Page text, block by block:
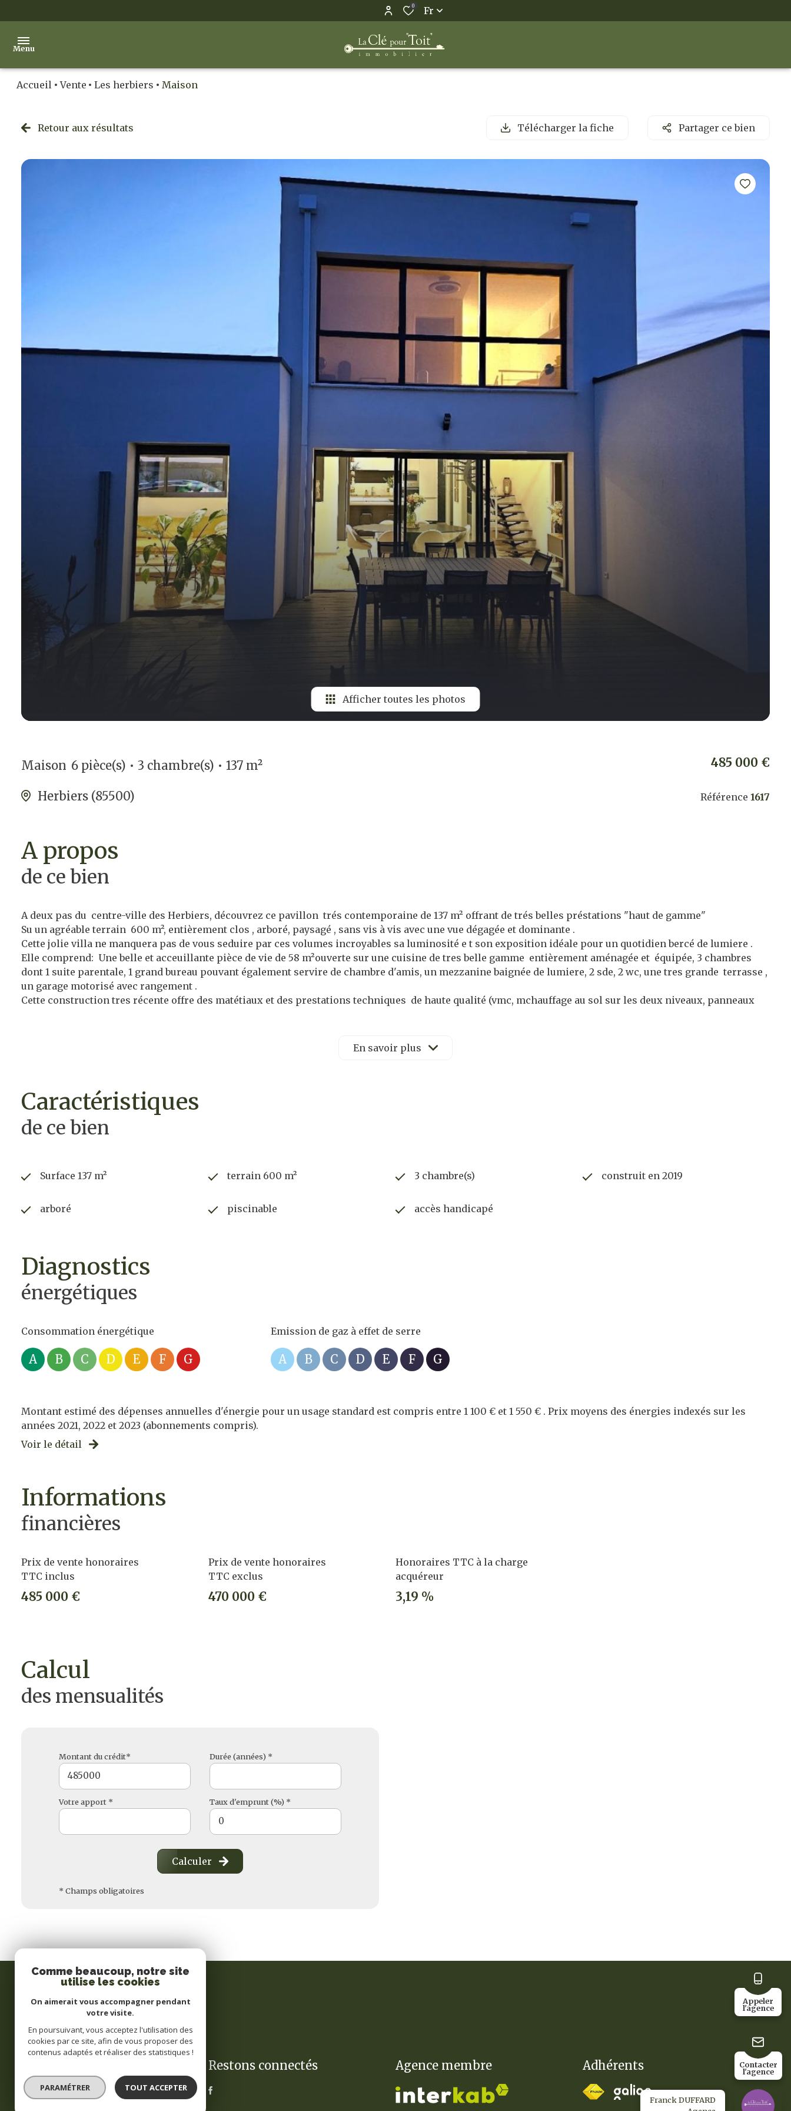
0 Fr
Menu
ventes
Accueil Vente Les herbiers Maison
Franck DUFFARD
Appeler
l'agence
Contacter
l'agence
Retour aux résultats Télécharger la fiche Partager ce bien
Afficher toutes les photos
Maison 6 pièce(s) 3 chambre(s) 137 m²
Herbiers (85500)
485 000 €
Référence 1617
a propos
de ce bien
A deux pas du centre-ville des Herbiers, découvrez ce pavillon trés contemporaine de 137 m² offrant de trés belles préstations "haut de gamme"
Su un agréable terrain 600 m², entièrement clos , arboré, paysagé , sans vis à vis avec une vue dégagée et dominante .
Cette jolie villa ne manquera pas de vous seduire par ces volumes incroyables sa luminosité e t son exposition idéale pour un quotidien bercé de lumiere .
Elle comprend: Une belle et acceuillante pièce de vie de 58 m²ouverte sur une cuisine de tres belle gamme entièrement aménagée et équipée, 3 chambres
dont 1 suite parentale, 1 grand bureau pouvant également servire de chambre d'amis, un mezzanine baignée de lumiere, 2 sde, 2 wc, une tres grande terrasse ,
un garage motorisé avec rangement .
Cette construction tres récente offre des matétiaux et des prestations techniques de haute qualité (vmc, mchauffage au sol sur les deux niveaux, panneaux
En savoir plus
caractéristiques
de ce bien
Surface 137 m² terrain 600 m² 3 chambre(s) construit en 2019
arboré piscinable accès handicapé
diagnostics
énergétiques
Consommation énergétique
A B C D E F G
Emission de gaz à effet de serre
A B C D E F G
Montant estimé des dépenses annuelles d'énergie pour un usage standard est compris entre 1 100 € et 1 550 € . Prix moyens des énergies indexés sur les
années 2021, 2022 et 2023 (abonnements compris).
Voir le détail
informations
financières
Prix de vente honoraires
TTC inclus
485 000 €
Prix de vente honoraires
TTC exclus
470 000 €
Honoraires TTC à la charge
acquéreur
3,19 %
calcul
des mensualités
Montant du crédit* Durée (années) *
Votre apport * Taux d'emprunt (%) *
Calculer
* Champs obligatoires
0251647245
Restons connectés Agence membre Adhérents
Comme beaucoup, notre site
utilise les cookies
On aimerait vous accompagner pendant
votre visite.
En poursuivant, vous acceptez l'utilisation des
cookies par ce site, afin de vous proposer des
contenus adaptés et réaliser des statistiques !
PARAMÉTRER TOUT ACCEPTER